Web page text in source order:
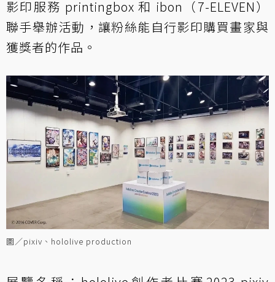
影印服務 printingbox 和 ibon（7-ELEVEN）
聯手舉辦活動，讓粉絲能自行影印購買畫家與
獲獎者的作品。
圖／pixiv、hololive production